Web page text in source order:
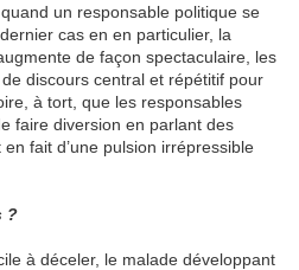
un responsable politique se
cas en en particulier, la
de façon spectaculaire, les
discours central et répétitif pour
à tort, que les responsables
faire diversion en parlant des
en fait d’une pulsion irrépressible
?
à déceler, le malade développant